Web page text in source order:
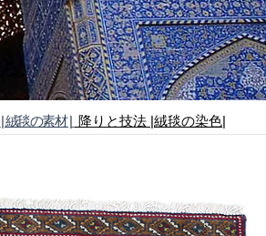
| 絨毯の素材 | 降りと技法 |絨毯の染色|